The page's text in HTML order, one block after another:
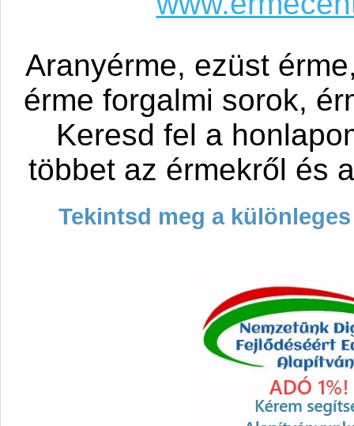
Aranyérme, ezüst
érme forgalmi sorok,
Keresd fel a
többet az érmekről és
Tekintsd meg a